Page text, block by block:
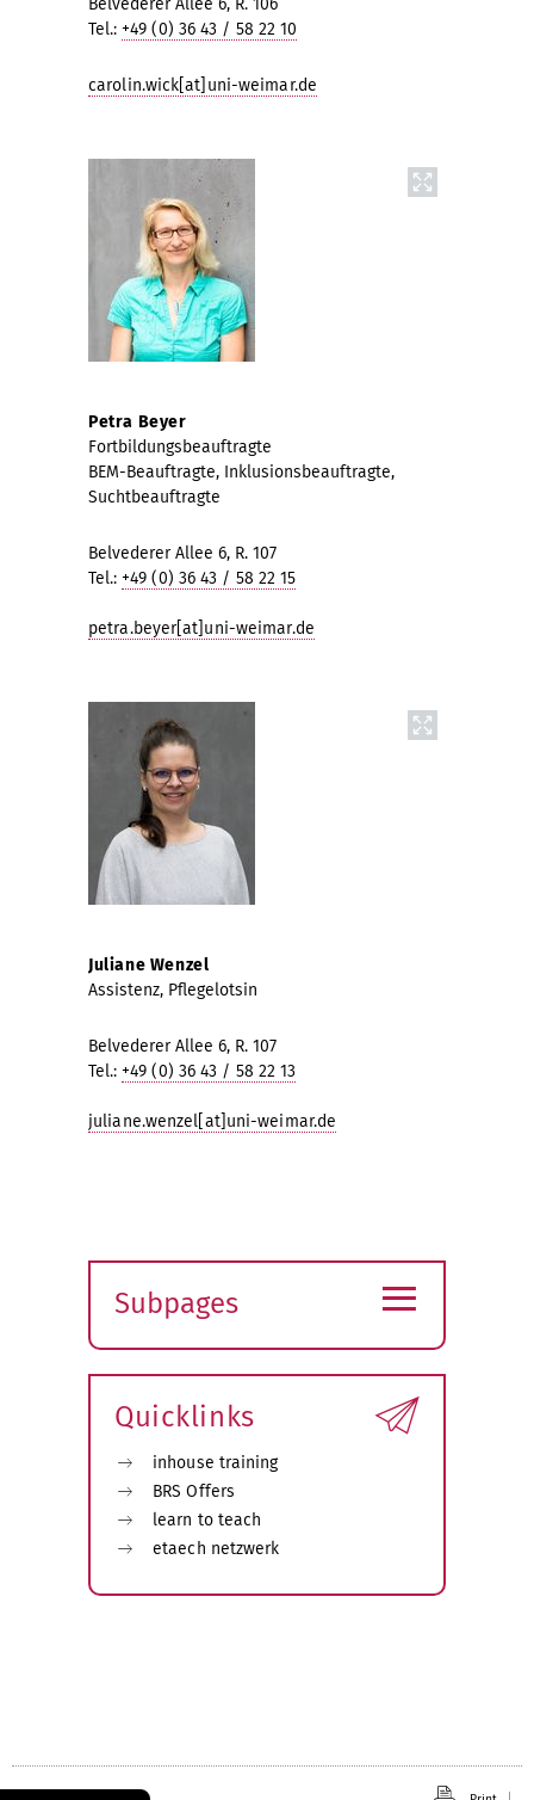
Belvederer Allee 6, R. 106
Tel.: +49 (0) 36 43 / 58 22 10
carolin.wick[at]uni-weimar.de
Petra Beyer
Fortbildungsbeauftragte
BEM-Beauftragte, Inklusionsbeauftragte,
Suchtbeauftragte
Belvederer Allee 6, R. 107
Tel.: +49 (0) 36 43 / 58 22 15
petra.beyer[at]uni-weimar.de
Juliane Wenzel
Assistenz, Pflegelotsin
Belvederer Allee 6, R. 107
Tel.: +49 (0) 36 43 / 58 22 13
juliane.wenzel[at]uni-weimar.de
Subpages
submenu
≡
Quicklinks
inhouse training
BRS Offers
learn to teach
etaech netzwerk